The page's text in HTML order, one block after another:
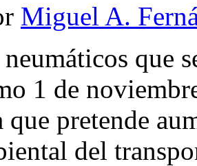
Miguel A.
que
1 de
que pretende
del